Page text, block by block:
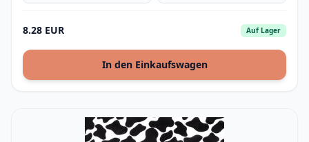
8.28 EUR Auf Lager
In den Einkaufswagen